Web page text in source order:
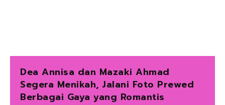
Dea Annisa dan Mazaki Ahmad
Segera Menikah, Jalani Foto Prewed
Berbagai Gaya yang Romantis